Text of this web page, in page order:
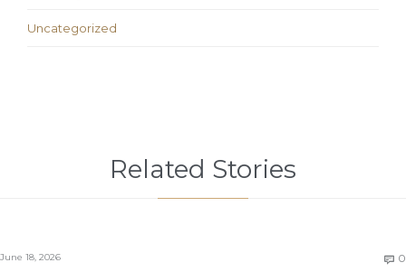
Uncategorized
Related Stories
June 18, 2026  0